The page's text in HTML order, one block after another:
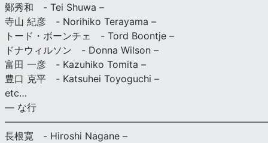
鄭秀和 - Tei Shuwa –
寺山 紀彦 - Norihiko Terayama –
トード・ボーンチェ - Tord Boontje –
ドナウィルソン - Donna Wilson –
富田 一彦 - Kazuhiko Tomita –
豊口 克平 - Katsuhei Toyoguchi –
etc…
— な行
長根寛 - Hiroshi Nagane –